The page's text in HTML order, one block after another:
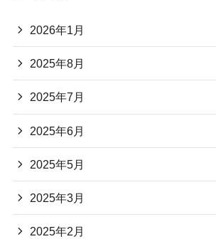
2026年1月
2025年8月
2025年7月
2025年6月
2025年5月
2025年3月
2025年2月